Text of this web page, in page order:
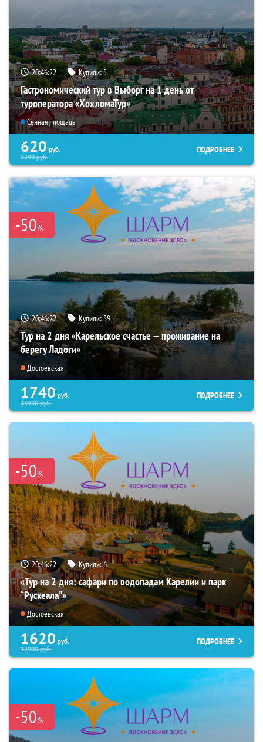
20:46:21 Купили:5
Гастрономический тур в Выборг на 1 день от
туроператора «ХохломаТур»
Сенная площадь
620 руб.
6290руб.
ПОДРОБНЕЕ
-50%
20:46:21 Купили:39
Тур на 2 дня «Карельское счастье — проживание на
берегу Ладоги»
Достоевская
1740 руб.
13900руб.
ПОДРОБНЕЕ
-50%
20:46:21 Купили:6
«Тур на 2 дня: сафари по водопадам Карелии и парк
“Рускеала"»
Достоевская
1620 руб.
12900руб.
ПОДРОБНЕЕ
-50%